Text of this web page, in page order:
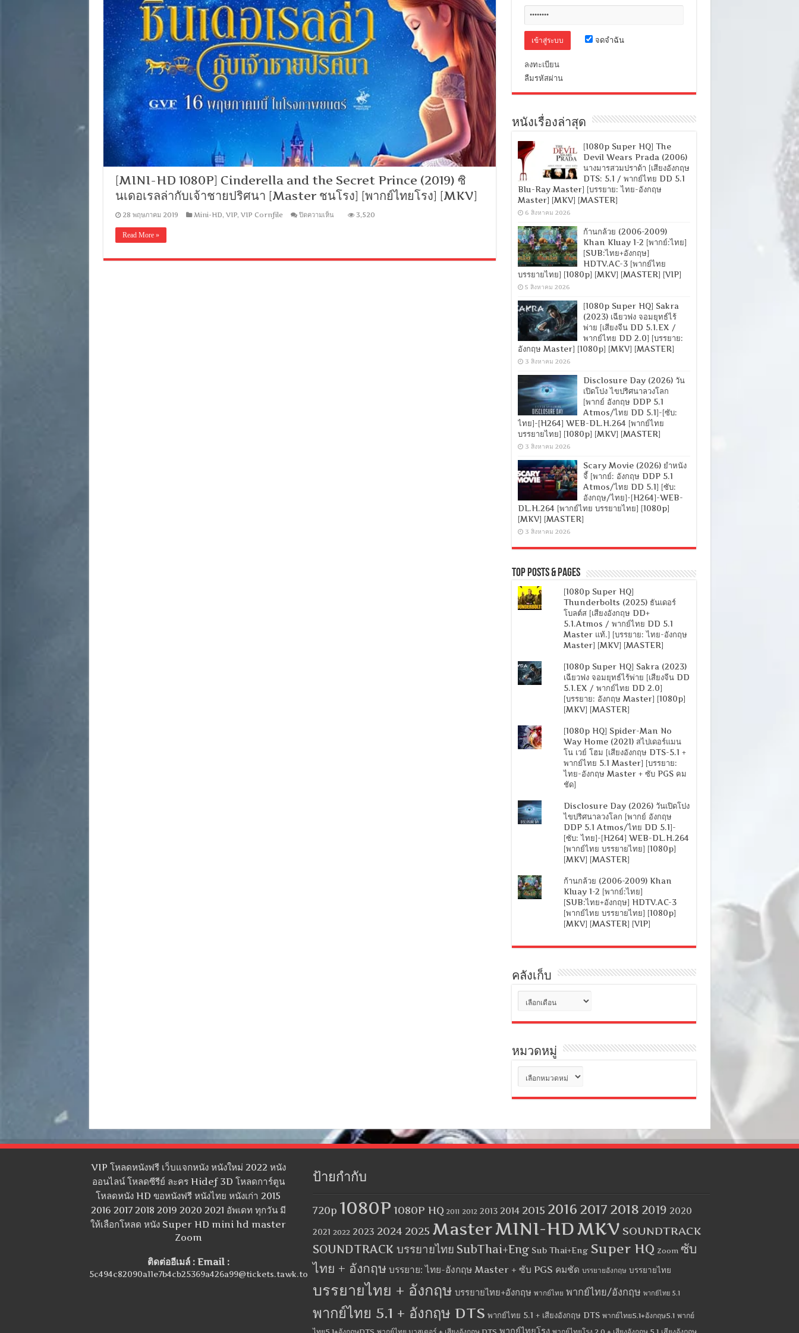
[MINI-HD 1080P] Cinderella and the Secret Prince (2019) ซิ
นเดอเรลล่ากับเจ้าชายปริศนา [Master ชนโรง] [พากย์ไทยโรง] [MKV]
28 พฤษภาคม 2019 Mini-HD, VIP, VIP Cornfile ปิดความเห็นบน
and
3,520
Read More »
จดจำฉัน
ลงทะเบียน
ลืมรหัสผ่าน
หนังเรื่องล่าสุด
[1080p Super HQ] The
Devil Wears Prada (2006)
นางมารสวมปราด้า [เสียงอังกฤษ
DTS: 5.1 / พากย์ไทย DD 5.1
Blu-Ray Master] [บรรยาย: ไทย-อังกฤษ
Master] [MKV] [MASTER]
6 สิงหาคม 2026
ก้านกล้วย (2006-2009)
Khan Kluay 1-2 [พากย์:ไทย]
[SUB:ไทย+อังกฤษ]
HDTV.AC-3 [พากย์ไทย
บรรยายไทย] [1080p] [MKV] [MASTER] [VIP]
5 สิงหาคม 2026
[1080p Super HQ] Sakra
(2023) เฉียวฟง จอมยุทธ์ไร้
พ่าย [เสียงจีน DD 5.1.EX /
พากย์ไทย DD 2.0] [บรรยาย:
อังกฤษ Master] [1080p] [MKV] [MASTER]
3 สิงหาคม 2026
Disclosure Day (2026) วัน
เปิดโปง ไขปริศนาลวงโลก
[พากย์ อังกฤษ DDP 5.1
Atmos/ไทย DD 5.1]-[ซับ:
ไทย]-[H264] WEB-DL.H.264 [พากย์ไทย
บรรยายไทย] [1080p] [MKV] [MASTER]
3 สิงหาคม 2026
Scary Movie (2026) ยำหนัง
จี้ [พากย์: อังกฤษ DDP 5.1
Atmos/ไทย DD 5.1] [ซับ:
อังกฤษ/ไทย]-[H264]-WEB-
DL.H.264 [พากย์ไทย บรรยายไทย] [1080p]
[MKV] [MASTER]
3 สิงหาคม 2026
Top Posts & Pages
[1080p Super HQ]
Thunderbolts (2025) ธันเดอร์
โบลต์ส [เสียงอังกฤษ DD+
5.1.Atmos / พากย์ไทย DD 5.1
Master แท้.] [บรรยาย: ไทย-อังกฤษ
Master] [MKV] [MASTER]
[1080p Super HQ] Sakra (2023)
เฉียวฟง จอมยุทธ์ไร้พ่าย [เสียงจีน DD
5.1.EX / พากย์ไทย DD 2.0]
[บรรยาย: อังกฤษ Master] [1080p]
[MKV] [MASTER]
[1080p HQ] Spider-Man No
Way Home (2021) สไปเดอร์แมน
โน เวย์ โฮม [เสียงอังกฤษ DTS-5.1 +
พากย์ไทย 5.1 Master] [บรรยาย:
ไทย-อังกฤษ Master + ซับ PGS คม
ชัด]
Disclosure Day (2026) วันเปิดโปง
ไขปริศนาลวงโลก [พากย์ อังกฤษ
DDP 5.1 Atmos/ไทย DD 5.1]-
[ซับ: ไทย]-[H264] WEB-DL.H.264
[พากย์ไทย บรรยายไทย] [1080p]
[MKV] [MASTER]
ก้านกล้วย (2006-2009) Khan
Kluay 1-2 [พากย์:ไทย]
[SUB:ไทย+อังกฤษ] HDTV.AC-3
[พากย์ไทย บรรยายไทย] [1080p]
[MKV] [MASTER] [VIP]
คลังเก็บ
เก็บ
หมวดหมู่
หมู่
VIP โหลดหนังฟรี เว็บแจกหนัง หนังใหม่ 2022 หนัง
ออนไลน์ โหลดซีรีย์ ละคร Hidef 3D โหลดการ์ตูน
โหลดหนัง HD ขอหนังฟรี หนังไทย หนังเก่า 2015
2016 2017 2018 2019 2020 2021 อัพเดท ทุกวัน มี
ให้เลือกโหลด หนัง Super HD mini hd master
Zoom
ติดต่ออีเมล์ : Email :
5c494c82090a11e7b4cb25369a426a99@tickets.tawk.to
ป้ายกำกับ
720p 1080P 1080P HQ 2011 2012 2013 2014 2015 2016 2017 2018 2019 2020
2021 2022 2023 2024 2025 MasterMINI-HDMKV SOUNDTRACK
SOUNDTRACK บรรยายไทย SubThai+Eng Sub Thai+Eng Super HQ Zoom ซับ
ไทย + อังกฤษ บรรยาย: ไทย-อังกฤษ Master + ซับ PGS คมชัด บรรยายอังกฤษ บรรยายไทย
บรรยายไทย + อังกฤษ บรรยายไทย+อังกฤษ พากย์ไทย พากย์ไทย/อังกฤษ พากย์ไทย 5.1
พากย์ไทย 5.1 + อังกฤษ DTS พากย์ไทย 5.1 + เสียงอังกฤษ DTS พากย์ไทย5.1+อังกฤษ5.1 พากย์